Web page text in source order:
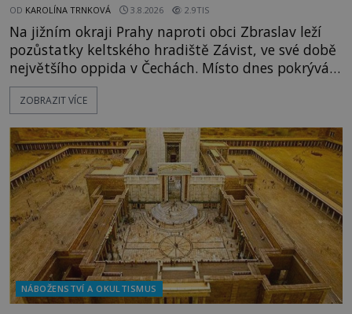
OD KAROLÍNA TRNKOVÁ 3.8.2026 2.9TIS
Na jižním okraji Prahy naproti obci Zbraslav leží
pozůstatky keltského hradiště Závist, ve své době
největšího oppida v Čechách. Místo dnes pokrývá
les, zbytky po kdysi monumentálním hradišti jsou
ale v terénu patrné stále. Co dalšího tu po Keltech
vrch Hr
ZOBRAZIT VÍCE
NÁBOŽENSTVÍ A OKULTISMUS